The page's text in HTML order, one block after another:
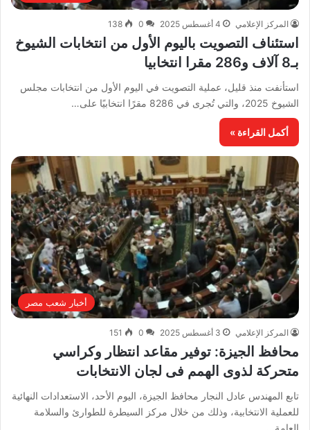
المركز الإعلامي 4 أغسطس 2025 0
138
استئناف التصويت باليوم الأول من انتخابات الشيوخ
بـ8 آلاف و286 مقرا انتخابيا
استأنفت منذ قليل، عملية التصويت في اليوم الأول من انتخابات مجلس
الشيوخ 2025، والتي تُجرى في 8286 مقرًا انتخابيًا على…
أكمل القراءة »
أخبار شعب مصر
المركز الإعلامي 3 أغسطس 2025 0
151
محافظ الجيزة: توفير مقاعد انتظار وكراسي
متحركة لذوى الهمم فى لجان الانتخابات
تابع المهندس عادل النجار محافظ الجيزة، اليوم الأحد، الاستعدادات النهائية
للعملية الانتخابية، وذلك من خلال مركز السيطرة للطوارئ والسلامة